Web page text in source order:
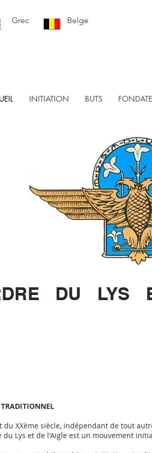
Grec Belge
INITIATION BUTS
DU LYS
du XXème siècle, indépendant de tout
Lys et de l'Aigle est un mouvement